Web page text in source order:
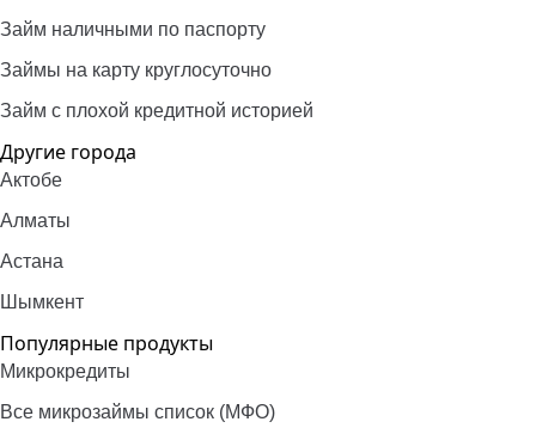
Займ наличными по паспорту
Займы на карту круглосуточно
Займ с плохой кредитной историей
Другие города
Актобе
Алматы
Астана
Шымкент
Популярные продукты
Микрокредиты
Все микрозаймы список (МФО)